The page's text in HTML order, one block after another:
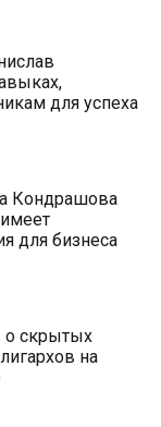
для успеха
Кондрашова
для бизнеса
о скрытых
на